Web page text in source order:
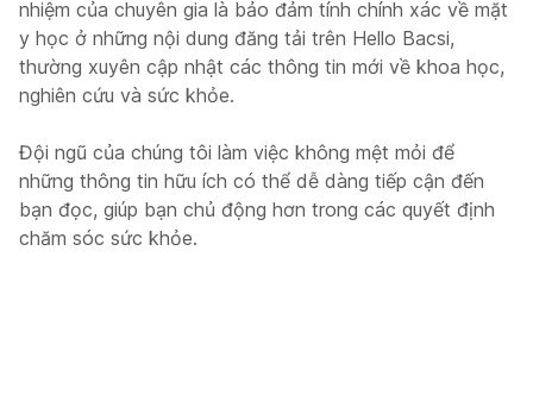
nhiệm của chuyên gia là bảo đảm tính chính xác về mặt
y học ở những nội dung đăng tải trên Hello Bacsi,
thường xuyên cập nhật các thông tin mới về khoa học,
nghiên cứu và sức khỏe.
Đội ngũ của chúng tôi làm việc không mệt mỏi để
những thông tin hữu ích có thể dễ dàng tiếp cận đến
bạn đọc, giúp bạn chủ động hơn trong các quyết định
chăm sóc sức khỏe.